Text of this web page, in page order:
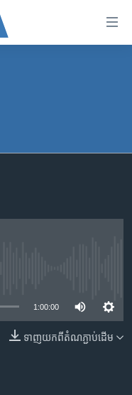
1:00:00
ទាញ​យក​ពី​តំណភ្ជាប់​ដើម